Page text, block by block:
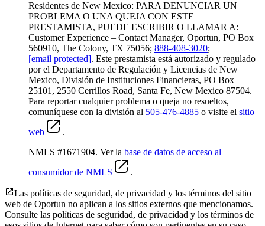
Residentes de New Mexico: PARA DENUNCIAR UN
PROBLEMA O UNA QUEJA CON ESTE
PRESTAMISTA, PUEDE ESCRIBIR O LLAMAR A:
Customer Experience – Contact Manager, Oportun, PO Box
560910, The Colony, TX 75056; 888-408-3020;
[email protected]. Este prestamista está autorizado y regulado
por el Departamento de Regulación y Licencias de New
Mexico, División de Instituciones Financieras, PO Box
25101, 2550 Cerrillos Road, Santa Fe, New Mexico 87504.
Para reportar cualquier problema o queja no resueltos,
comuníquese con la división al 505-476-4885 o visite el sitio
web
.
NMLS #1671904. Ver la base de datos de acceso al
consumidor de NMLS
.
Las políticas de seguridad, de privacidad y los términos del sitio
web de Oportun no aplican a los sitios externos que mencionamos.
Consulte las políticas de seguridad, de privacidad y los términos de